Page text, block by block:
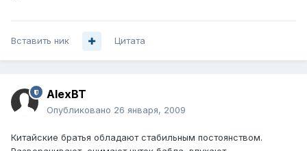
Вставить ник Цитата
AlexBT
Опубликовано 26 января, 2009
Китайские братья обладают стабильным постоянством.